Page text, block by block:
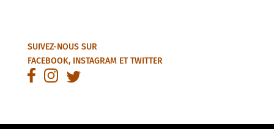
SUIVEZ-NOUS SUR
FACEBOOK, INSTAGRAMETTWITTER